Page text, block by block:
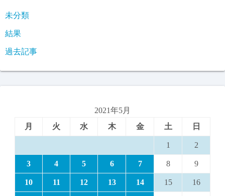
未分類
結果
過去記事
2021年5月
月
火 水 木 金 土 日
1 2
3 4 5 6 7 8 9
10 11 12 13 14 15 16